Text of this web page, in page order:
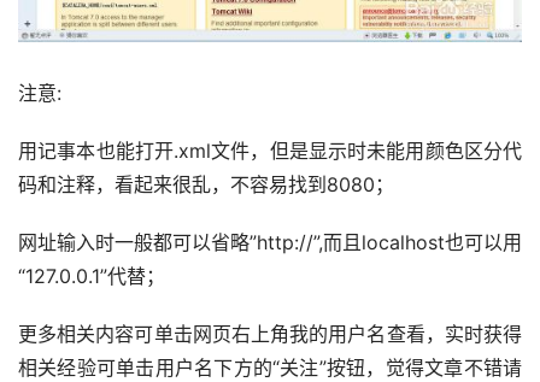
注意:
用记事本也能打开.xml文件，但是显示时未能用颜色区分代
码和注释，看起来很乱，不容易找到8080；
网址输入时一般都可以省略”http://”,而且localhost也可以用
“127.0.0.1”代替；
更多相关内容可单击网页右上角我的用户名查看，实时获得
相关经验可单击用户名下方的“关注”按钮，觉得文章不错请